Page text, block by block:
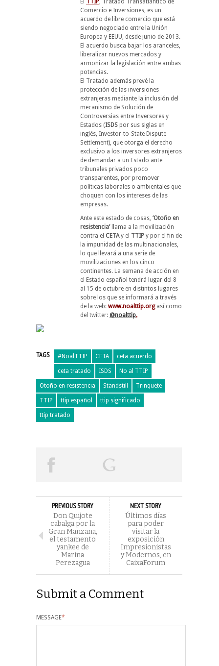
El TTIP, Tratado Transatlántico de
Comercio e Inversiones, es un
acuerdo de libre comercio que está
siendo negociado entre la Unión
Europea y EEUU, desde junio de 2013.
El acuerdo busca bajar los aranceles,
liberalizar nuevos mercados y
armonizar la legislación entre ambas
potencias.
El Tratado además prevé la
protección de las inversiones
extranjeras mediante la inclusión del
mecanismo de Solución de
Controversias entre Inversores y
Estados (ISDS por sus siglas en
inglés, Investor-to-State Dispute
Settlement), que otorga el derecho
exclusivo a los inversores extranjeros
de demandar a un Estado ante
tribunales privados poco
transparentes, por promover
políticas laborales o ambientales que
choquen con los intereses de las
empresas.
Ante este estado de cosas, ‘Otoño en
resistencia’llama a la movilización
contra el CETAy el TTIP y por el fin de
la impunidad de las multinacionales,
lo que llevará a una serie de
movilizaciones en los cinco
continentes. La semana de acción en
el Estado español tendrá lugar del 8
al 15 de octubre en distintos lugares
sobre los que se informará a través
de la web: www.noalttip.orgasí como
del twitter: @noalttip.
TAGS #NoalTTIP CETA ceta acuerdo
ceta tratado ISDS No al TTIP
Otoño en resistencia Standstill Trinquete
TTIP ttip español ttip significado
ttip tratado
PREVIOUS STORY
Don Quijote
cabalga por la
Gran Manzana,
el testamento
yankee de
Marina
Perezagua
NEXT STORY
Últimos días
para poder
visitar la
exposición
Impresionistas
y Modernos, en
CaixaForum
Submit a Comment
MESSAGE*